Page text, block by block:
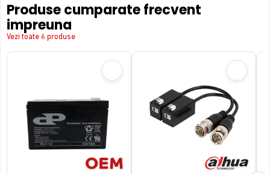
Produse cumparate frecvent
impreuna
Vezi toate 6 produse